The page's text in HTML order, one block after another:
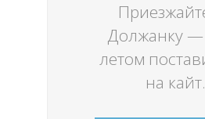
Должанку —
летом
на кайт.